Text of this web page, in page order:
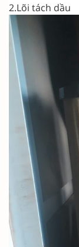
2.Lõi tách dầu